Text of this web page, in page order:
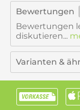
Bewertungen
Bewertungen
diskutieren...
Varianten &